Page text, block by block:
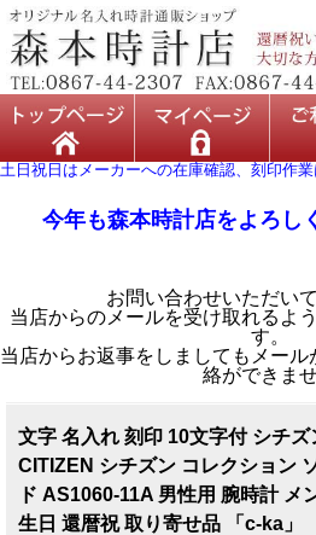
土日祝日はメーカーへの在庫確認、刻印作
今年も森本時計店をよろし
お問い合わせいただい
当店からのメールを受け取れるよ
す。
当店からお返事をしましてもメー
絡ができま
文字 名入れ 刻印 10文字付 シチ
CITIZEN シチズン コレクション
ド AS1060-11A 男性用 腕時計 メ
生日 還暦祝 取り寄せ品 「c-ka」